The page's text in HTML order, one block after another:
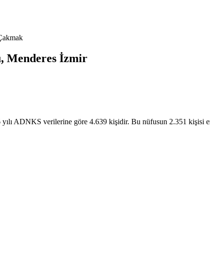
Menderes İzmir
ADNKS verilerine göre 4.639 kişidir. Bu nüfusun 2.351 kişisi